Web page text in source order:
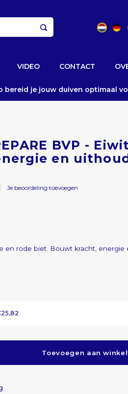
VIDEO CONTACT
bereid je jouw duiven optimaal
BVP -
en
Je beoordeling toevoegen
en rode biet. Bouwt kracht, energie
Toevoegen aan